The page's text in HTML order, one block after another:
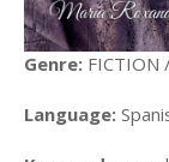
Genre: FICTION
Language: